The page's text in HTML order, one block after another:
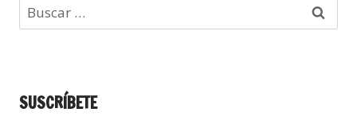
SUSCRÍBETE